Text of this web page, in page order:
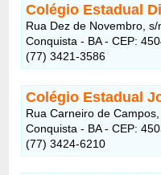
Colégio Estadual
Rua Dez de Novembro,
Conquista - BA - CEP:
(77) 3421-3586
Colégio Estadual
Rua Carneiro de
Conquista - BA - CEP:
(77) 3424-6210